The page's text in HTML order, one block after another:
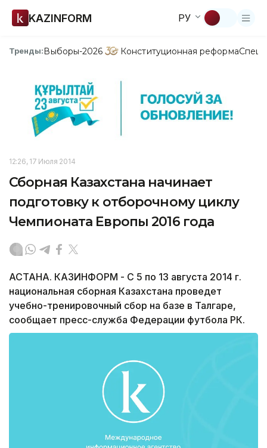
KAZINFORM РУ
Тренды:Выборы-2026 Конституционная реформа
12:26, 17 Июля 2014
Сборная Казахстана начинает
подготовку к отборочному циклу
Чемпионата Европы 2016 года
АСТАНА. КАЗИНФОРМ - С 5 по 13 августа 2014 г.
национальная сборная Казахстана проведет
учебно-тренировочный сбор на базе в Талгаре,
сообщает пресс-служба Федерации футбола РК.